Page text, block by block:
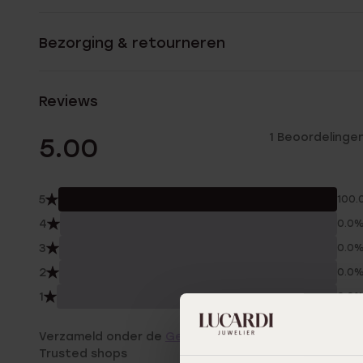
Bezorging & retourneren
Reviews
5.00 1
5
4 0.0%
3 0.0%
2 0.0%
1
Verzameld onder de Gebruiksvoorwaarden
Trusted shops